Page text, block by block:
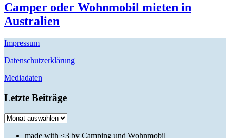
Camper oder Wohnmobil mieten in
Australien
Impressum
Datenschutzerklärung
Mediadaten
Letzte Beiträge
Letzte
made with <3 by Camping und Wohnmobil